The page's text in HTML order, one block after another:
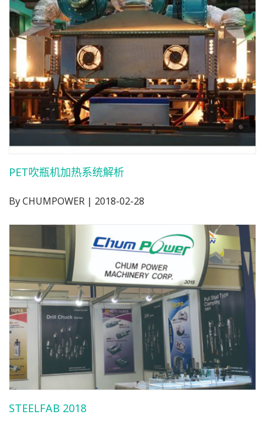
PET吹瓶机加热系统解析
By CHUMPOWER | 2018-02-28
STEELFAB 2018